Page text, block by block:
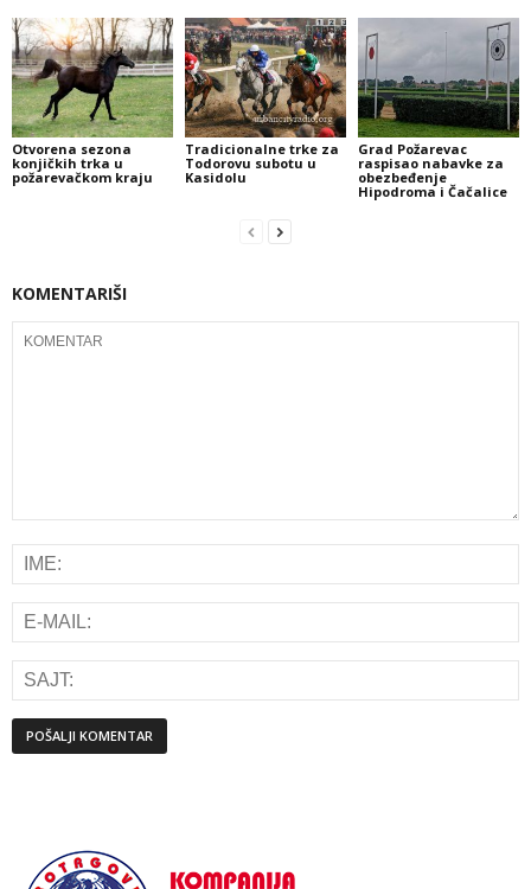
Otvorena sezona
konjičkih trka u
požarevačkom kraju
Tradicionalne trke za
Todorovu subotu u
Kasidolu
Grad Požarevac
raspisao nabavke za
obezbeđenje
Hipodroma i Čačalice
KOMENTARIŠI